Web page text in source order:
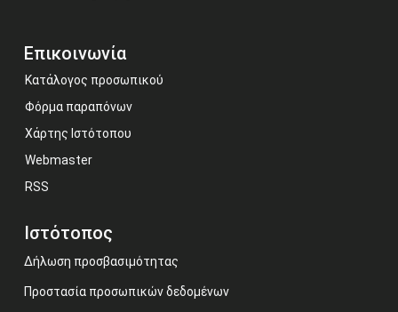
Επικοινωνία
Κατάλογος προσωπικού
Φόρμα παραπόνων
Χάρτης Ιστότοπου
Webmaster
RSS
Ιστότοπος
Δήλωση προσβασιμότητας
Προστασία προσωπικών δεδομένων